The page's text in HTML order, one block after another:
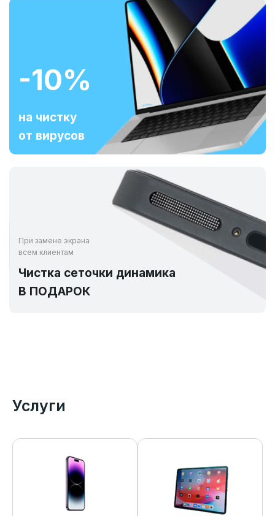
-10%
на чистку
от вирусов
При замене экрана
всем клиентам
Чистка сеточки динамика
В ПОДАРОК
Услуги